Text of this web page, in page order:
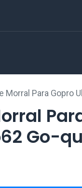
Morral Para Gopro
Go-